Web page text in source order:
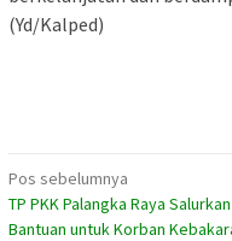
(Yd/Kalped)
Navigasi
pos
Pos sebelumnya
TP PKK Palangka Raya Salurkan
Bantuan untuk Korban